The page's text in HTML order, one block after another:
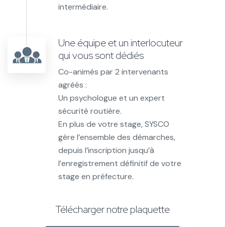
intermédiaire.
Une équipe et un interlocuteur
qui vous sont dédiés
Co-animés par 2 intervenants
agréés :
Un psychologue et un expert
sécurité routière.
En plus de votre stage, SYSCO
gère l’ensemble des démarches,
depuis l’inscription jusqu’à
l’enregistrement définitif de votre
stage en préfecture.
Télécharger notre plaquette